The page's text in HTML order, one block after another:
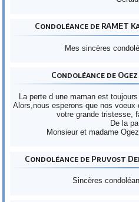
Condoléance de RAMET
Mes sincères
Condoléance de
La perte d une maman est
Alors,nous esperons que nos
votre grande tristesse,
De la
Monsieur et madame
Condoléance de Pruvost
Sincères